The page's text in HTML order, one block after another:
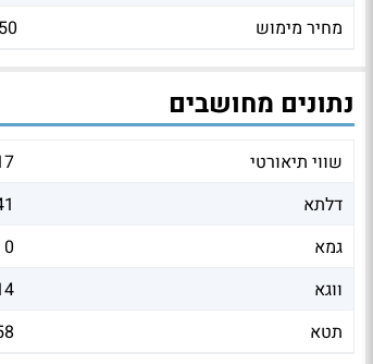
מחיר מימוש
נתונים מחושבים
שווי תיאורטי
דלתא
גמא
0
ווגא
תטא